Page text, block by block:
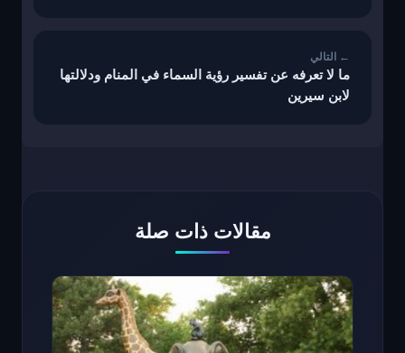
ما لا تعرفه عن تفسير رؤية السماء في المنام ودلالتها
لابن سيرين
مقالات ذات صلة